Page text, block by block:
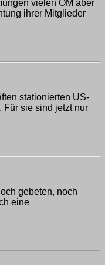
vielen OM aber
ihrer Mitglieder
stationierten US-
Für sie sind jetzt nur
gebeten, noch
eine